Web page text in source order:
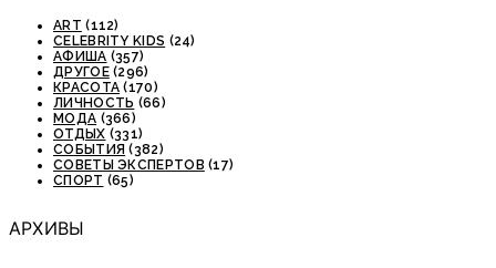
ART (112)
CELEBRITY KIDS (24)
АФИША (357)
ДРУГОЕ(296)
КРАСОТА (170)
ЛИЧНОСТЬ (66)
МОДА (366)
ОТДЫХ (331)
СОБЫТИЯ (382)
СОВЕТЫ ЭКСПЕРТОВ (17)
СПОРТ (65)
АРХИВЫ